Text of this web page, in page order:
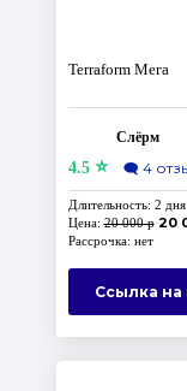
Terraform Мега
Слёрм
4.5⭐ 🗨️ 4
Длительность: 2 дня
Цена:20 000 р 20
Рассрочка: нет
Ссылка на